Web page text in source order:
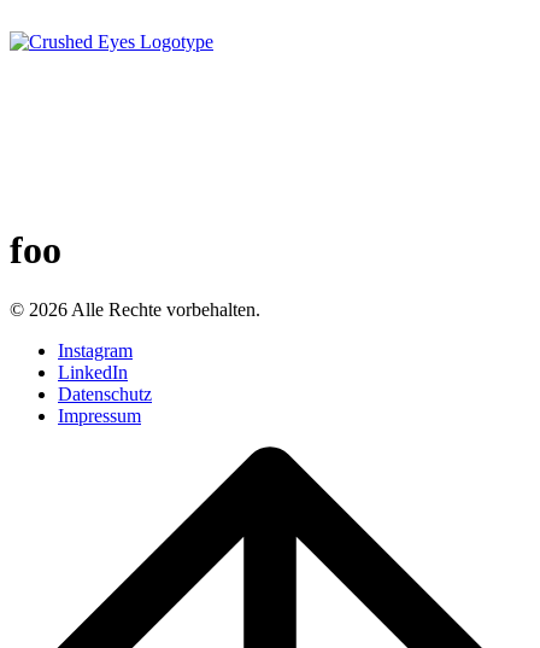
foo
© 2026 Alle Rechte vorbehalten.
Instagram
LinkedIn
Datenschutz
Impressum